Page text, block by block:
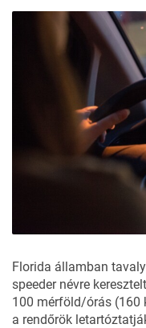
Florida államban
speeder névre
100 mérföld/órás (160
a rendőrök